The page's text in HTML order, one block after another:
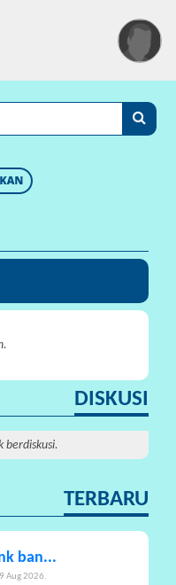
×
DISKUSI
berdiskusi.
TERBARU
ban...
Aug 2026.